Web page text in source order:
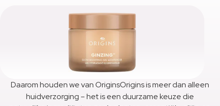
Daarom houden we van OriginsOrigins is meer dan alleen
huidverzorging – het is een duurzame keuze die